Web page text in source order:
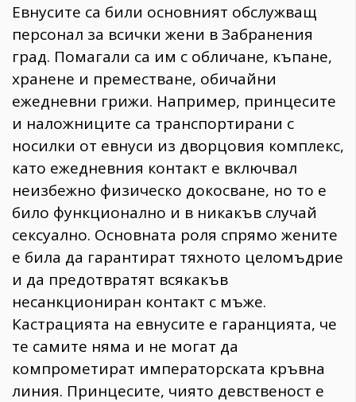
Евнусите са били основният обслужващ
персонал за всички жени в Забранения
град. Помагали са им с обличане, къпане,
хранене и преместване, обичайни
ежедневни грижи. Например, принцесите
и наложниците са транспортирани с
носилки от евнуси из дворцовия комплекс,
като ежедневния контакт е включвал
неизбежно физическо докосване, но то е
било функционално и в никакъв случай
сексуално. Основната роля спрямо жените
е била да гарантират тяхното целомъдрие
и да предотвратят всякакъв
несанкциониран контакт с мъже.
Кастрацията на евнусите е гаранцията, че
те самите няма и не могат да
компрометират императорската кръвна
линия. Принцесите, чиято девственост е